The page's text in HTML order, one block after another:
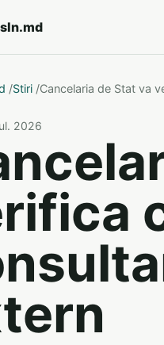
/Stiri /Cancelaria de Stat va
2026